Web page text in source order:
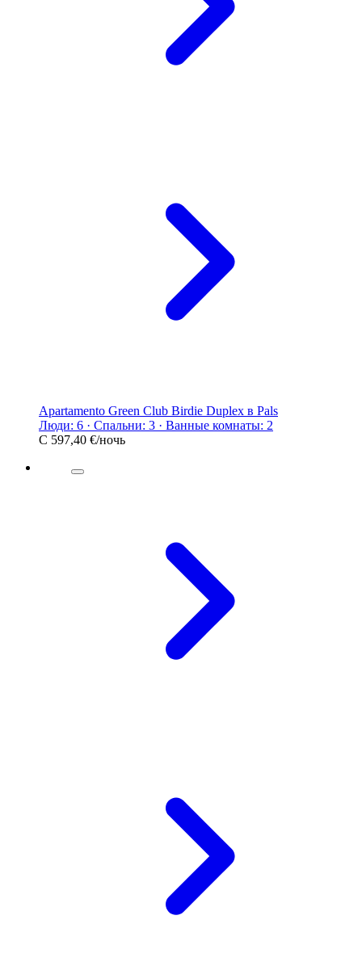
Apartamento Green Club Birdie Duplex в Pals
Люди: 6 · Спальни: 3 · Ванные комнаты: 2
С 597,40 €/ночь